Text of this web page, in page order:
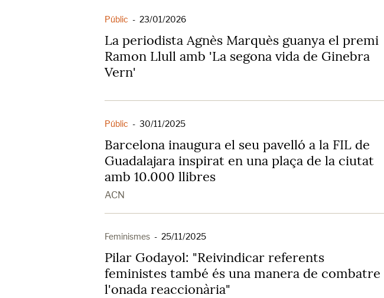
Públic - 23/01/2026
La periodista Agnès Marquès guanya el premi
Ramon Llull amb 'La segona vida de Ginebra
Vern'
Públic - 30/11/2025
Barcelona inaugura el seu pavelló a la FIL de
Guadalajara inspirat en una plaça de la ciutat
amb 10.000 llibres
ACN
Feminismes - 25/11/2025
Pilar Godayol: "Reivindicar referents
feministes també és una manera de combatre
l'onada reaccionària"